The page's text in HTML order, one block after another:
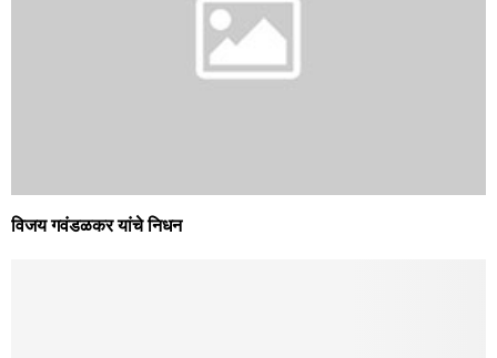
विजय गवंडळकर यांचे निधन